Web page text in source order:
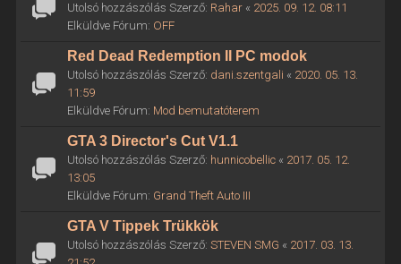
Utolsó hozzászólás Szerző: Rahar« 2025. 09. 12. 08:11
Elküldve Fórum: OFF
Red Dead Redemption II PC modok
Utolsó hozzászólás Szerző: dani.szentgali « 2020. 05. 13.
11:59
Elküldve Fórum: Mod bemutatóterem
GTA 3 Director's Cut V1.1
Utolsó hozzászólás Szerző: hunnicobellic« 2017. 05. 12.
13:05
Elküldve Fórum: Grand Theft Auto III
GTA V Tippek Trükkök
Utolsó hozzászólás Szerző: STEVEN SMG « 2017. 03. 13.